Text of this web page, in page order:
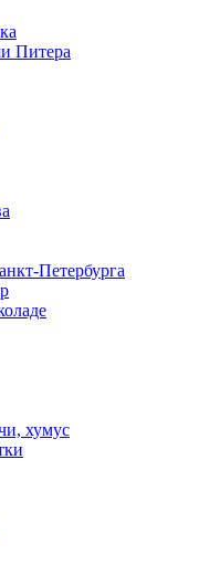
Питера
Петербурга
хумус